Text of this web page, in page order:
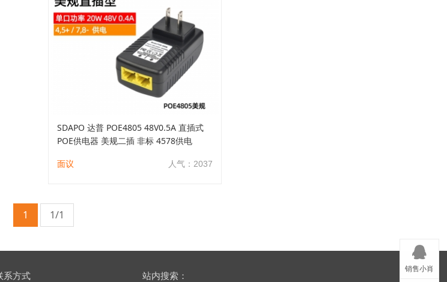
SDAPO 达普 POE4805 48V0.5A 直插式
POE供电器 美规二插 非标 4578供电
人气：2037
面议
1 1/1
系方式 站内搜索：
销售小肖